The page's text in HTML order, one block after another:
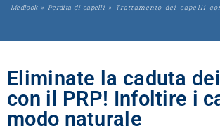
Medlook» Perdita di capelli» Trattamento dei capelli
Eliminate la caduta
con il PRP! Infoltire i
modo naturale